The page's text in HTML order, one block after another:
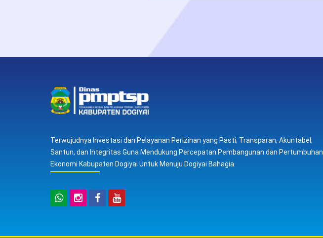
Terwujudnya Investasi dan Pelayanan Perizinan yang Pasti, Transparan, Akuntabel,
Santun, dan Integritas Guna Mendukung Percepatan Pembangunan dan Pertumbuhan
Ekonomi Kabupaten Dogiyai Untuk Menuju Dogiyai Bahagia.